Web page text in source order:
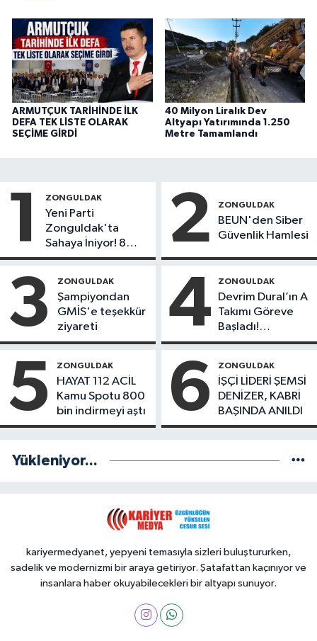
ARMUTÇUK TARİHİNDE İLK
DEFA TEK LİSTE OLARAK
SEÇİME GİRDİ
40 Milyon Liralık Dev
Altyapı Yatırımında 1.250
Metre Tamamlandı
1 ZONGULDAK
Yeni Parti
Zonguldak'ta
Sahaya İniyor! 8
İlçede Kurucu
Başladı
2 ZONGULDAK
BEUN'den Siber
Güvenlik Hamlesi
3 ZONGULDAK
Şampiyondan
GMİS'e teşekkür
ziyareti
4 ZONGULDAK
Devrim Dural’ın A
Takımı Göreve
Başladı!
Yönetimde
5 ZONGULDAK
HAYAT 112 ACİL
Kamu Spotu 800
bin indirmeyi aştı
6 ZONGULDAK
İŞÇİ LİDERİ ŞEMSİ
DENİZER, KABRİ
BAŞINDA ANILDI
Yükleniyor...
kariyermedyanet, yepyeni temasıyla sizleri buluştururken,
sadelik ve modernizmi bir araya getiriyor. Şatafattan kaçınıyor ve
insanlara haber okuyabilecekleri bir altyapı sunuyor.